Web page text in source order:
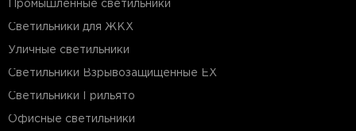
Промышленные светильники
Светильники для ЖКХ
Уличные светильники
Светильники Взрывозащищенные EX
Светильники Грильято
Офисные светильники